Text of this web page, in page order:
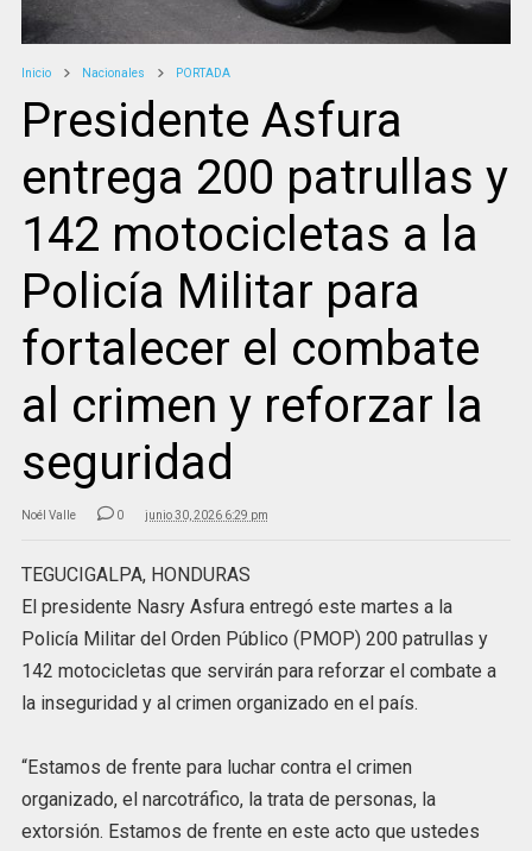
Inicio Nacionales PORTADA
Presidente Asfura
entrega 200 patrullas y
142 motocicletas a la
Policía Militar para
fortalecer el combate
al crimen y reforzar la
seguridad
Noél Valle 0 junio 30, 2026 6:29 pm
TEGUCIGALPA, HONDURAS
El presidente Nasry Asfura entregó este martes a la
Policía Militar del Orden Público (PMOP) 200 patrullas y
142 motocicletas que servirán para reforzar el combate a
la inseguridad y al crimen organizado en el país.
“Estamos de frente para luchar contra el crimen
organizado, el narcotráfico, la trata de personas, la
extorsión. Estamos de frente en este acto que ustedes